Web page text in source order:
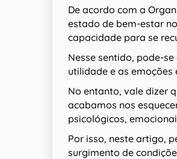
De acordo com a
estado de bem-estar
capacidade para se
Nesse sentido, pode-se
utilidade e as
No entanto, vale dizer
acabamos nos
psicológicos,
Por isso, neste artigo,
surgimento de